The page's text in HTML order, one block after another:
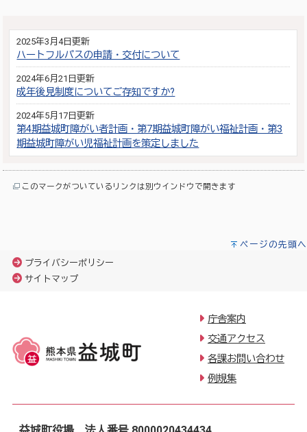
2025年3月4日更新
ハートフルパスの申請・交付について
2024年6月21日更新
成年後見制度についてご存知ですか?
2024年5月17日更新
第4期益城町障がい者計画・第7期益城町障がい福祉計画・第3
期益城町障がい児福祉計画を策定しました
このマークがついているリンクは別ウインドウで開きます
ページの先頭へ
プライバシーポリシー
サイトマップ
庁舎案内
交通アクセス
各課お問い合わせ
例規集